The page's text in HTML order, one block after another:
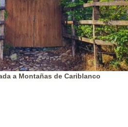
a Montañas de Cariblanco